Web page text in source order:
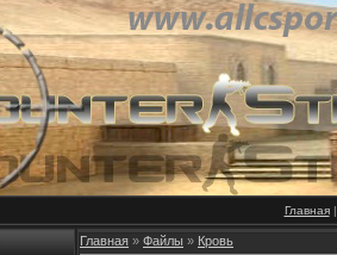
Главная|
Главная » Файлы » Кровь